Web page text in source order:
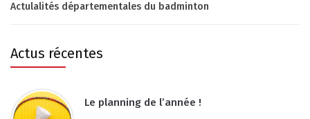
Actulalités départementales du badminton
Actus récentes
Le planning de l’année !